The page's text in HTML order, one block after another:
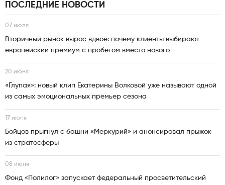
ПОСЛЕДНИЕ НОВОСТИ
07 июля
Вторичный рынок вырос вдвое: почему клиенты выбирают
европейский премиум с пробегом вместо нового
20 июня
«Глупая»: новый клип Екатерины Волковой уже называют одной
из самых эмоциональных премьер сезона
17 июня
Бойцов прыгнул с башни «Меркурий» и анонсировал прыжок
из стратосферы
08 июня
Фонд «Полилог» запускает федеральный просветительский